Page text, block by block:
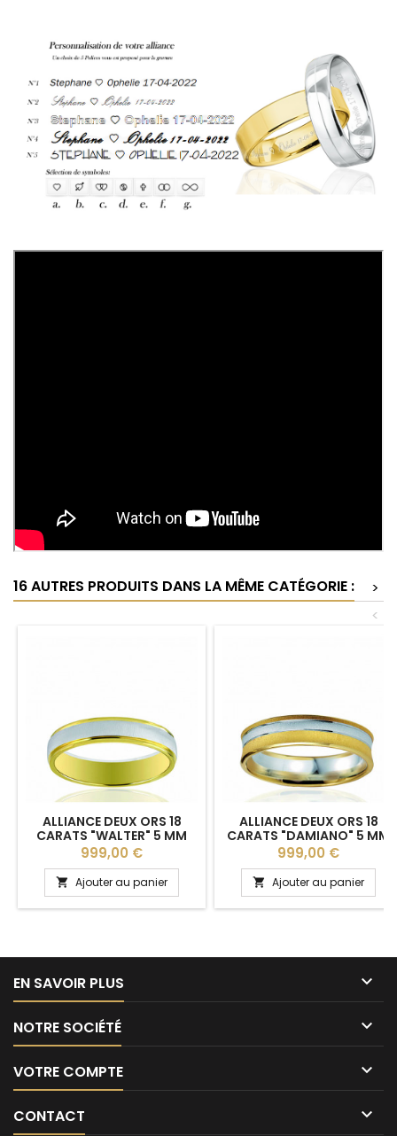
16 AUTRES PRODUITS DANS LA MÊME CATÉGORIE :
>
<
ALLIANCE DEUX ORS 18
CARATS "WALTER" 5 MM
Prix
999,00 €
 Ajouter au panier
ALLIANCE DEUX ORS 18
CARATS "DAMIANO" 5 MM
BREUNING POUR HOMME
Prix
999,00 €
 Ajouter au panier
EN SAVOIR PLUS 
NOTRE SOCIÉTÉ 
VOTRE COMPTE 
CONTACT 